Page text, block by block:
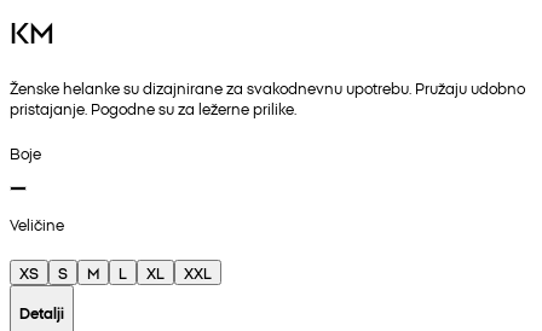
KM
Ženske helanke su dizajnirane za svakodnevnu upotrebu. Pružaju udobno
pristajanje. Pogodne su za ležerne prilike.
Boje
Veličine
XS S M L XL
XXL
Detalji